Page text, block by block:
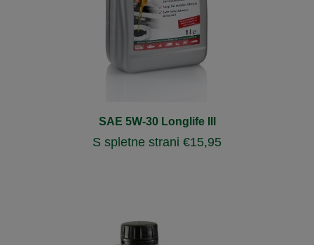
SAE 5W-30 Longlife III
S spletne strani €15,95